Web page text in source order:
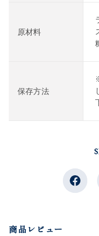
原材料
保存方法
商品レビュー